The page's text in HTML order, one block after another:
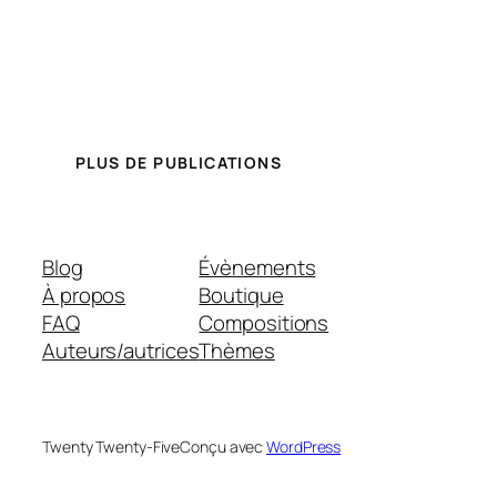
PLUS DE PUBLICATIONS
Blog
À propos
FAQ
Auteurs/autrices
Évènements
Boutique
Compositions
Thèmes
Twenty Twenty-FiveConçu avecWordPress